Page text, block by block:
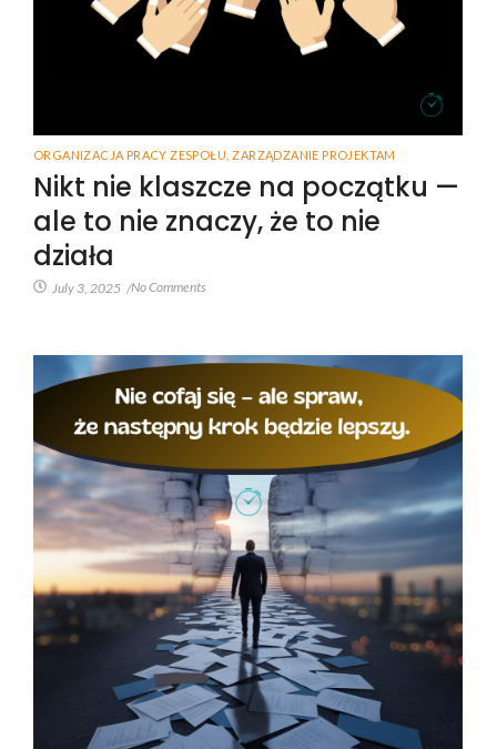
ORGANIZACJA PRACY ZESPOŁU ZARZĄDZANIE PROJEKTAM
Nikt nie klaszcze na początku —
ale to nie znaczy, że to nie
działa
July 3, 2025 /No Comments